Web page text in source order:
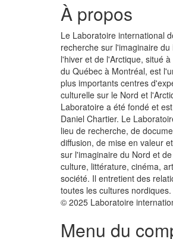
À propos
Le Laboratoire international
recherche sur l'imaginaire du
l'hiver et de l'Arctique, situé
du Québec à Montréal, est
plus importants centres
culturelle sur le Nord et
Laboratoire a été fondé et
Daniel Chartier. Le
lieu de recherche, de
diffusion, de mise en valeur
sur l'imaginaire du Nord et
culture, littérature, cinéma,
société. Il entretient des
toutes les cultures nordiques.
© 2025 Laboratoire
Menu du